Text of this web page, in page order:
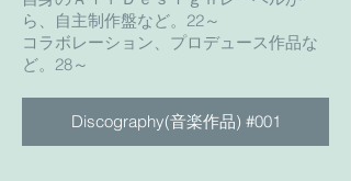
ら、自主制作盤など。22～
コラボレーション、プロデュース作品な
ど。28～
Discography(音楽作品) #001